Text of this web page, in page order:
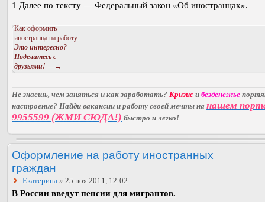
1 Далее по тексту — Федеральный закон «Об иностранцах».
Как оформить
иностранца на работу.
Это интересно?
Поделитесь с
друзьями! —→
Не знаешь, чем заняться и как заработать? Кризис и безденежье
настроение? Найди вакансии и работу своей мечты на нашем
9955599 (ЖМИ СЮДА!) быстро и легко!
Оформление на работу иностранных
граждан
Екатерина » 25 ноя 2011, 12:02
В России введут пенсии для мигрантов.